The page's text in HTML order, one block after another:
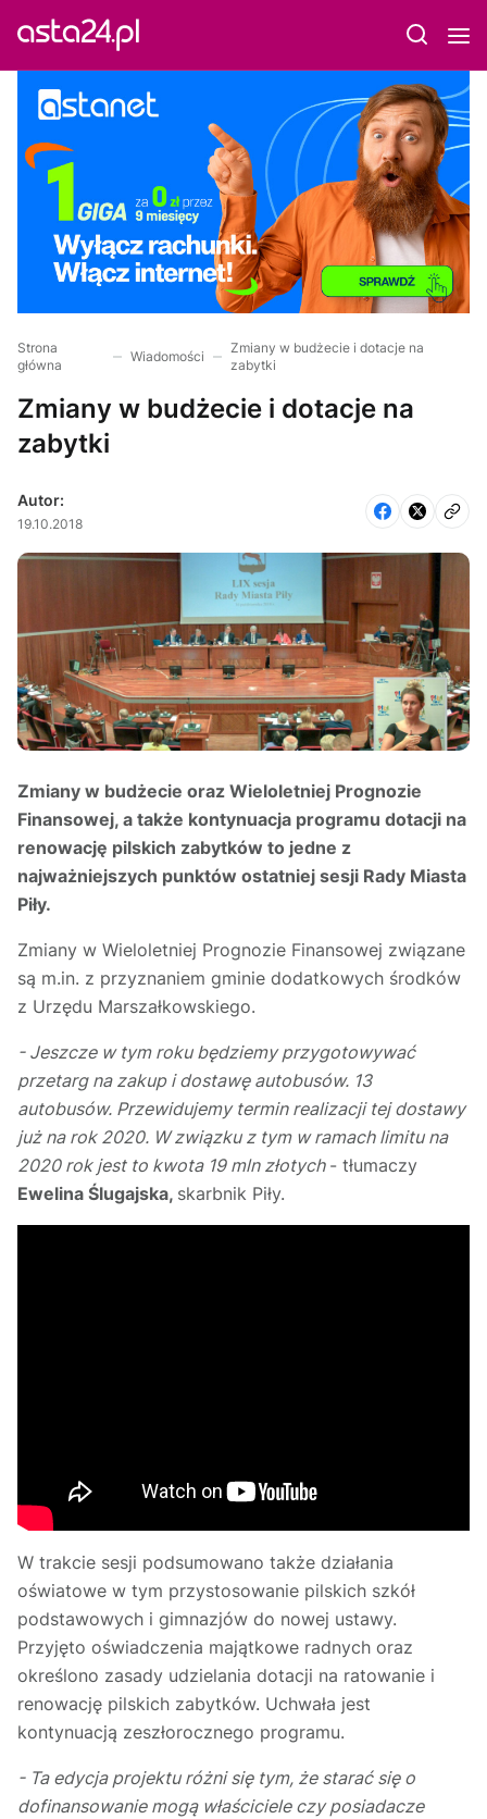
Strona
główna
Wiadomości
Zmiany w budżecie i dotacje na
zabytki
Zmiany w budżecie i dotacje na
zabytki
Autor:
19.10.2018
Zmiany w budżecie oraz Wieloletniej Prognozie
Finansowej, a także kontynuacja programu dotacji na
renowację pilskich zabytków to jedne z
najważniejszych punktów ostatniej sesji Rady Miasta
Piły.
Zmiany w Wieloletniej Prognozie Finansowej związane
są m.in. z przyznaniem gminie dodatkowych środków
z Urzędu Marszałkowskiego.
- Jeszcze w tym roku będziemy przygotowywać
przetarg na zakup i dostawę autobusów. 13
autobusów. Przewidujemy termin realizacji tej dostawy
już na rok 2020. W związku z tym w ramach limitu na
2020 rok jest to kwota 19 mln złotych - tłumaczy
Ewelina Ślugajska, skarbnik Piły.
W trakcie sesji podsumowano także działania
oświatowe w tym przystosowanie pilskich szkół
podstawowych i gimnazjów do nowej ustawy.
Przyjęto oświadczenia majątkowe radnych oraz
określono zasady udzielania dotacji na ratowanie i
renowację pilskich zabytków. Uchwała jest
kontynuacją zeszłorocznego programu.
- Ta edycja projektu różni się tym, że starać się o
dofinansowanie mogą właściciele czy posiadacze